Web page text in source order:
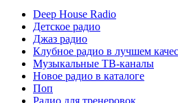
Deep House Radio
Детское радио
Джаз радио
Клубное радио в лучшем
Музыкальные ТВ-каналы
Новое радио в каталоге
Поп
Радио для тренеровок